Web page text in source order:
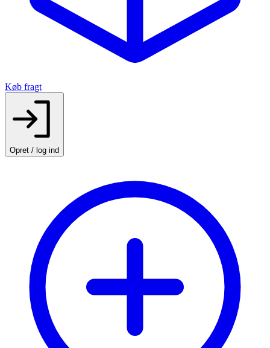
Køb fragt
Opret / log ind